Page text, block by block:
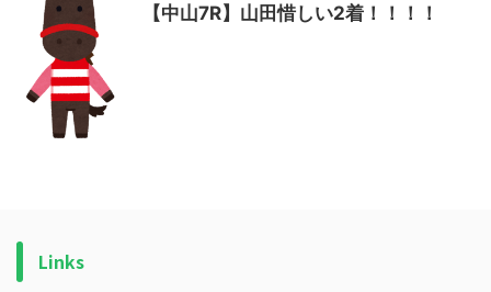
【中山7R】山田惜しい2着！！！！
Links